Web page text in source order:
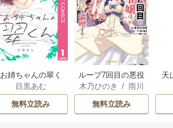
お姉ちゃんの翠く
ん
目黒あむ
無料立読み
ループ7回目の悪役
令嬢は、元敵国で
自由気ままな花嫁
生活を満喫する
木乃ひのき /雨川
透子/八美☆わん
無料立読み
天